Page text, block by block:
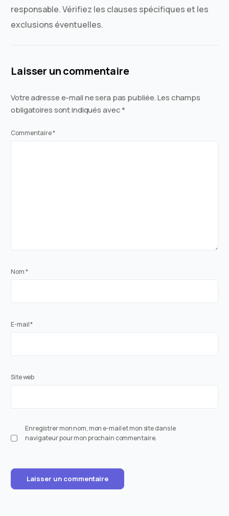
responsable. Vérifiez les clauses spécifiques et les
exclusions éventuelles.
Laisser un commentaire
Votre adresse e-mail ne sera pas publiée.Les champs
obligatoires sont indiqués avec*
Commentaire*
Nom*
E-mail*
Site web
Enregistrer mon nom, mon e-mail et mon site dans le
navigateur pour mon prochain commentaire.